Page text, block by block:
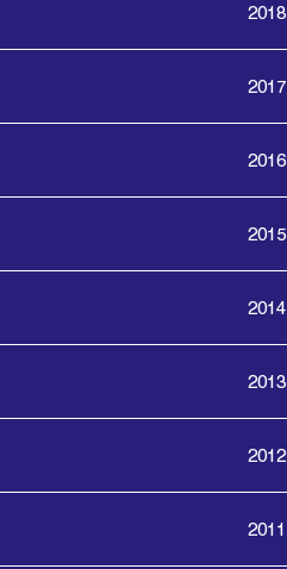
2018
2017
2016
2015
2014
2013
2012
2011